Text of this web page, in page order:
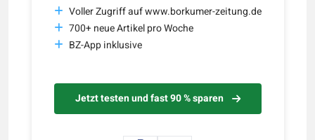
Voller Zugriff auf www.borkumer-zeitung.de
700+ neue Artikel pro Woche
BZ-App inklusive
Jetzt testen und fast 90 % sparen